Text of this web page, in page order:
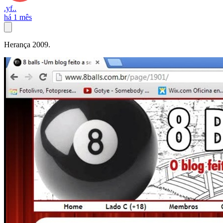
.yf..
há 1 mês
Herança 2009.